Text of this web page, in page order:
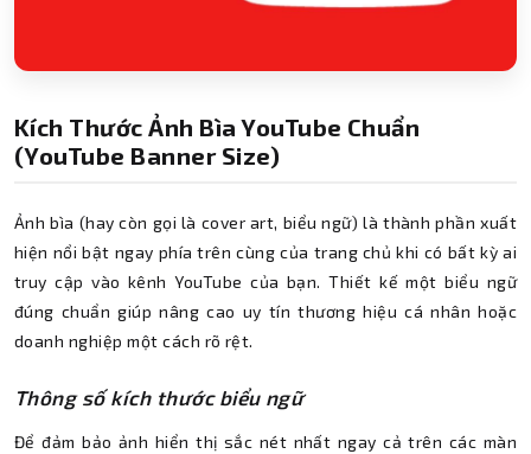
Kích Thước Ảnh Bìa YouTube Chuẩn
(YouTube Banner Size)
Ảnh bìa (hay còn gọi là cover art, biểu ngữ) là thành phần xuất
hiện nổi bật ngay phía trên cùng của trang chủ khi có bất kỳ ai
truy cập vào kênh YouTube của bạn. Thiết kế một biểu ngữ
đúng chuẩn giúp nâng cao uy tín thương hiệu cá nhân hoặc
doanh nghiệp một cách rõ rệt.
Thông số kích thước biểu ngữ
Để đảm bảo ảnh hiển thị sắc nét nhất ngay cả trên các màn